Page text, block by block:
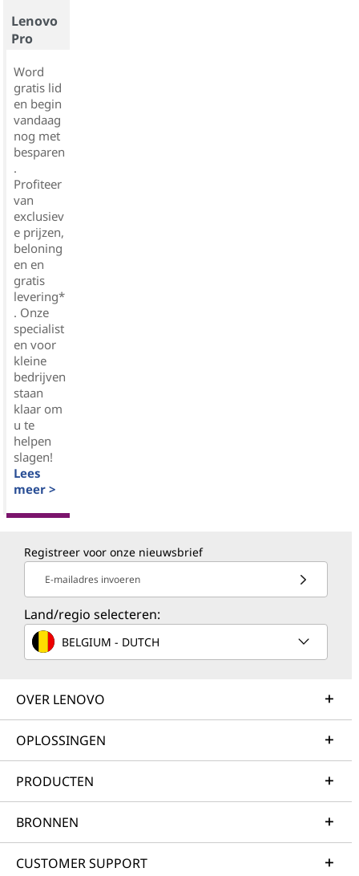
Lenovo
Pro
Word
gratis lid
en begin
vandaag
nog met
besparen
.
Profiteer
van
exclusiev
e prijzen,
beloning
en en
gratis
levering*
. Onze
specialist
en voor
kleine
bedrijven
staan
klaar om
u te
helpen
slagen!
Lees
meer >
Registreer voor onze nieuwsbrief
E-mailadres invoeren
Land/regio selecteren:
BELGIUM - DUTCH
OVER LENOVO
OPLOSSINGEN
PRODUCTEN
BRONNEN
CUSTOMER SUPPORT